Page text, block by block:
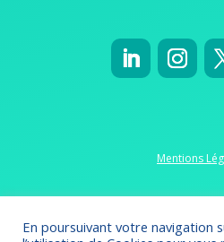
Mentions
Politique de
En poursuivant votre navigation